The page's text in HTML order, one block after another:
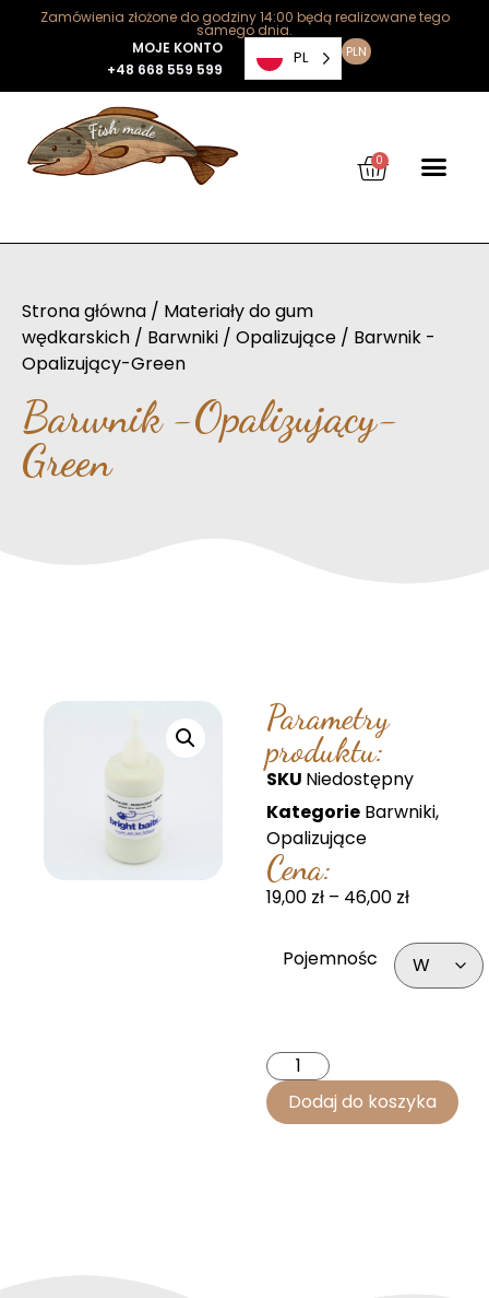
Zamówienia złożone do godziny 14:00 będą realizowane tego
samego dnia.
MOJE KONTO
+48 668 559 599
PL PLN
0
Strona główna / Materiały do gum
wędkarskich / Barwniki / Opalizujące / Barwnik -
Opalizujący-Green
Barwnik -Opalizujący-
Green
Parametry
produktu:
SKU Niedostępny
Kategorie Barwniki,
Opalizujące
Cena:
19,00 zł – 46,00 zł
Pojemnośc
Dodaj do koszyka